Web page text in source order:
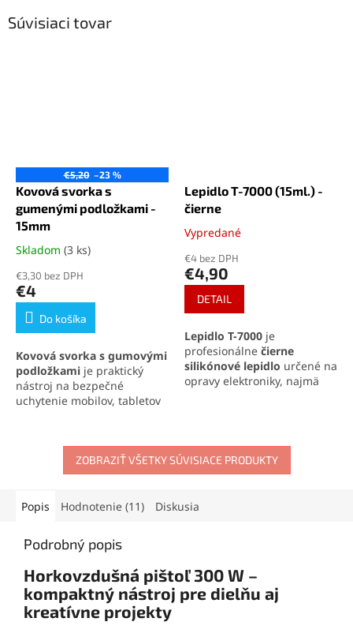
Súvisiaci tovar
€5,20 –23 %
Kovová svorka s
gumenými podložkami -
15mm
Priemerné
produktu
je
5,0
hviezdičiek.
Skladom (3 ks)
€3,30 bez DPH
€4
Do košíka
Kovová svorka s gumovými
podložkami je praktický
nástroj na bezpečné
uchytenie mobilov, tabletov
celokovovej konštrukciia
ochranným podložkám
ponúka pevnosť a zároveň
poškriabaním. Srozpätím
každej servisnej výbavy.
Lepidlo T-7000 (15ml.) -
čierne
Priemerné
produktu
je
5,0
hviezdičiek.
Vypredané
€4 bez DPH
€4,90
DETAIL
Lepidlo T-7000 je
profesionálne čierne
silikónové lepidlo určené na
opravy elektroniky, najmä
mechanickému namáhaniu.
precízne práce.
ZOBRAZIŤ VŠETKY SÚVISIACE PRODUKTY
Popis Hodnotenie (11) Diskusia
Podrobný popis
Horkovzdušná pištoľ 300 W –
kompaktný nástroj pre dielňu aj
kreatívne projekty